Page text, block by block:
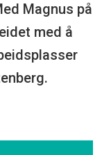
Magnus på
med å